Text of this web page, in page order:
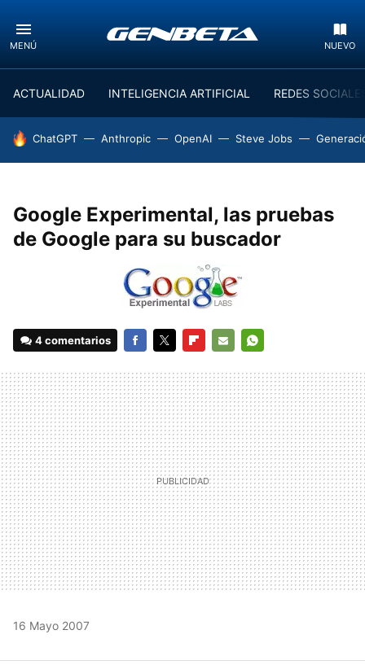
MENÚ NUEVO
ACTUALIDAD INTELIGENCIA ARTIFICIAL REDES
HOY SE HABLA DE
ChatGPT Anthropic OpenAI Steve Jobs
Google Experimental, las pruebas
de Google para su buscador
4 comentarios
MAIL
16 Mayo 2007